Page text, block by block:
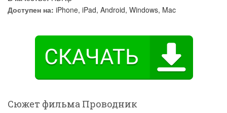
Доступен на: iPhone, iPad, Android, Windows, Mac
Сюжет фильма Проводник